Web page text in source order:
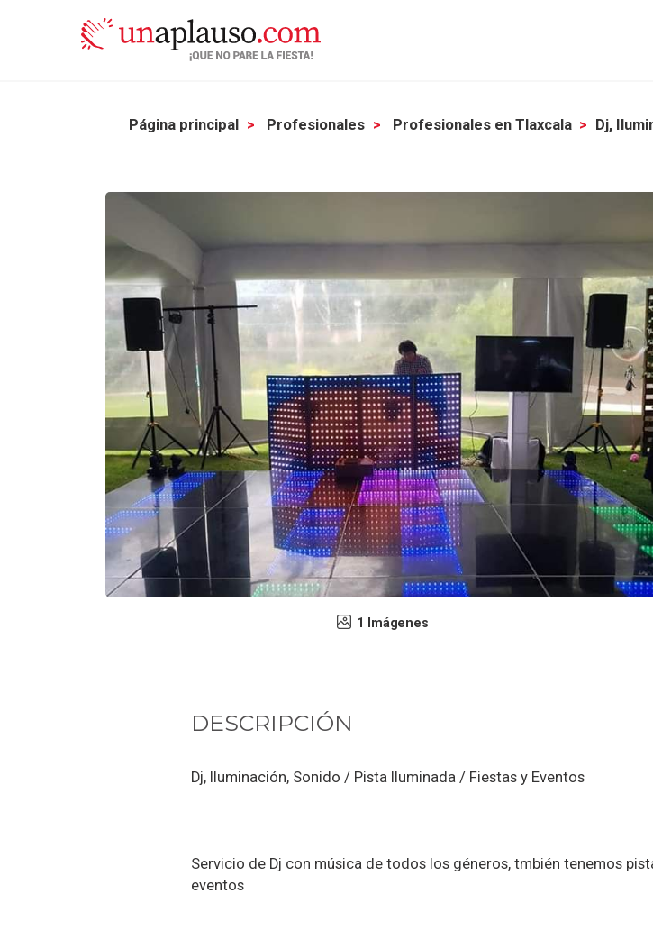
Página principal Profesionales Profesionales en Tlaxcala Dj,
1 Imágenes
DESCRIPCIÓN
Dj, Iluminación, Sonido / Pista Iluminada / Fiestas y Eventos
Servicio de Dj con música de todos los géneros, tmbién tenemos
eventos